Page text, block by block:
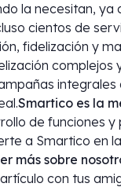
la necesitan, ya
cientos de
fidelización y
complejos
Smartico es la
de funciones
a Smartico en
más sobre
con tus